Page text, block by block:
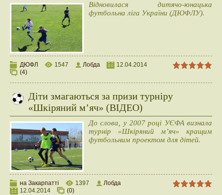
Відновилася дитячо-юнацька
футбольна ліга України (ДЮФЛУ).
ДЮФЛ 1547 Лобда
12.04.2014
(4)
Діти змагаються за призи турніру
«Шкіряний м’яч» (ВІДЕО)
До слова, у 2007 році УЄФА визнала
турнір «Шкіряний м’яч» кращим
футбольним проектом для дітей.
на Закарпатті 1397
Лобда
12.04.2014
(0)